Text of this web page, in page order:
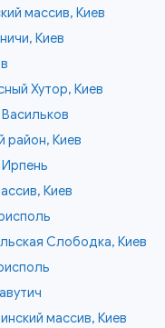
массив, Киев
Киев
Хутор, Киев
район, Киев
Киев
Слободка, Киев
массив, Киев